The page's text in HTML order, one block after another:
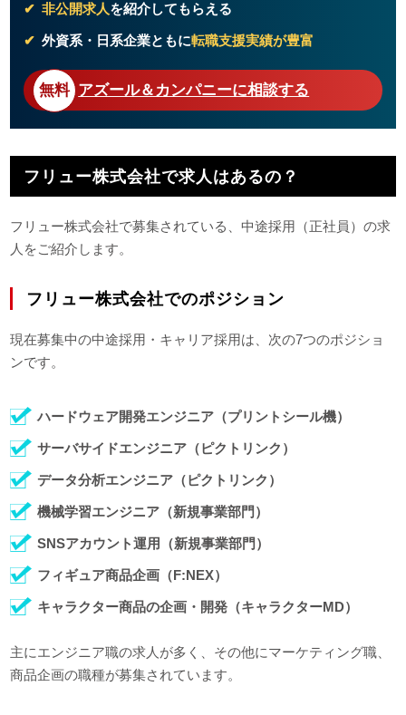
非公開求人を紹介してもらえる
外資系・日系企業ともに転職支援実績が豊富
アズール＆カンパニーに相談する
フリュー株式会社で求人はあるの？
フリュー株式会社で募集されている、中途採用（正社員）の求
人をご紹介します。
フリュー株式会社でのポジション
現在募集中の中途採用・キャリア採用は、次の7つのポジショ
ンです。
ハードウェア開発エンジニア（プリントシール機）
サーバサイドエンジニア（ピクトリンク）
データ分析エンジニア（ピクトリンク）
機械学習エンジニア（新規事業部門）
SNSアカウント運用（新規事業部門）
フィギュア商品企画（F:NEX）
キャラクター商品の企画・開発（キャラクターMD）
主にエンジニア職の求人が多く、その他にマーケティング職、
商品企画の職種が募集されています。